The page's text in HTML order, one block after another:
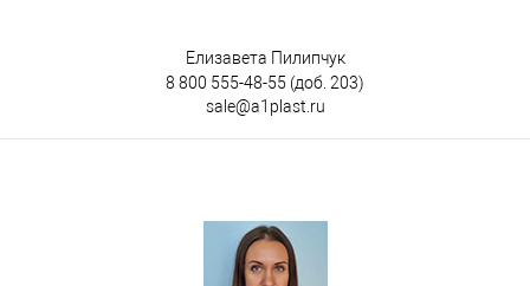
Елизавета Пилипчук
8 800 555-48-55 (доб. 203)
sale@a1plast.ru